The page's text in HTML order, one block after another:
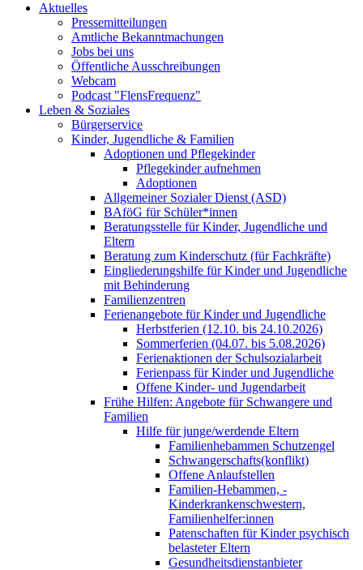
Aktuelles
Pressemitteilungen
Amtliche Bekanntmachungen
Jobs bei uns
Öffentliche Ausschreibungen
Webcam
Podcast "FlensFrequenz"
Leben & Soziales
Bürgerservice
Kinder, Jugendliche & Familien
Adoptionen und Pflegekinder
Pflegekinder aufnehmen
Adoptionen
Allgemeiner Sozialer Dienst (ASD)
BAföG für Schüler*innen
Beratungsstelle für Kinder, Jugendliche und
Eltern
Beratung zum Kinderschutz (für Fachkräfte)
Eingliederungshilfe für Kinder und Jugendliche
mit Behinderung
Familienzentren
Ferienangebote für Kinder und Jugendliche
Herbstferien (12.10. bis 24.10.2026)
Sommerferien (04.07. bis 5.08.2026)
Ferienaktionen der Schulsozialarbeit
Ferienpass für Kinder und Jugendliche
Offene Kinder- und Jugendarbeit
Frühe Hilfen: Angebote für Schwangere und
Familien
Hilfe für junge/werdende Eltern
Familienhebammen Schutzengel
Schwangerschafts(konflikt)
Offene Anlaufstellen
Familien-Hebammen, -
Kinderkrankenschwestern,
Familienhelfer:innen
Patenschaften für Kinder psychisch
belasteter Eltern
Gesundheitsdienstanbieter